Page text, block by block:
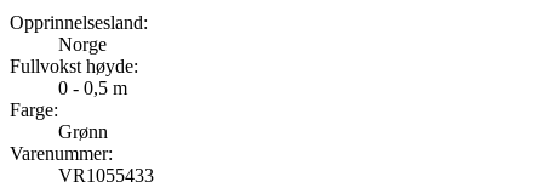
Opprinnelsesland:
Norge
Fullvokst høyde:
0 - 0,5 m
Farge:
Grønn
Varenummer:
VR1055433